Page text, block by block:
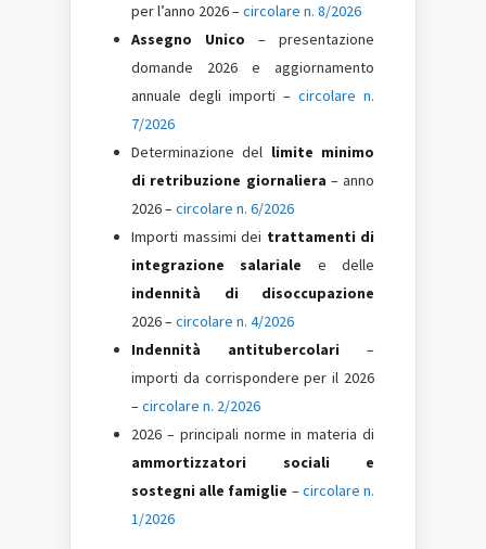
per l’anno 2026 –circolare n. 8/2026
Assegno Unico – presentazione
domande 2026 e aggiornamento
annuale degli importi – circolare n.
7/2026
Determinazione del limite minimo
di retribuzione giornaliera – anno
2026 –circolare n. 6/2026
Importi massimi dei trattamenti di
integrazione salariale e delle
indennità di disoccupazione
2026 –circolare n. 4/2026
Indennità antitubercolari –
importi da corrispondere per il 2026
–circolare n. 2/2026
2026 – principali norme in materia di
ammortizzatori sociali e
sostegni alle famiglie –circolare n.
1/2026